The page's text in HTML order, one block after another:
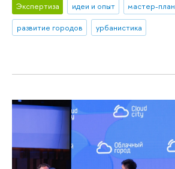
Экспертиза идеи и опыт
мастер-план
развитие городов
урбанистика